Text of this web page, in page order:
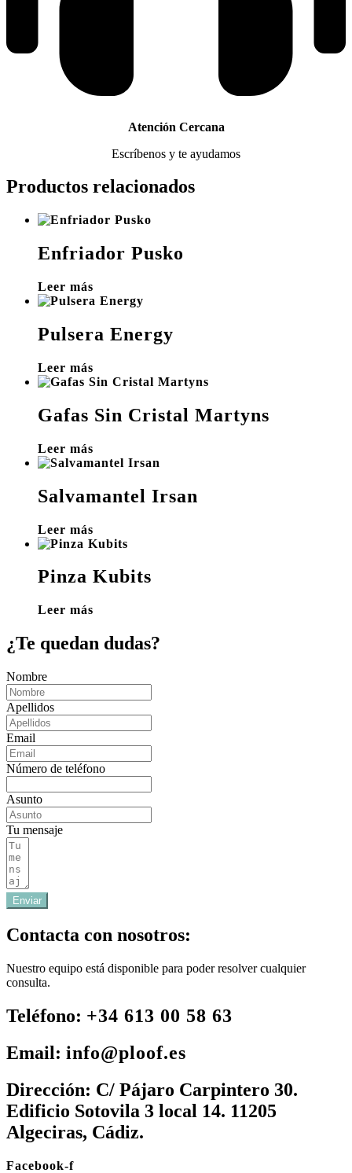
Atención Cercana
Escríbenos y te ayudamos
Productos relacionados
Enfriador Pusko
Leer más
Pulsera Energy
Leer más
Gafas Sin Cristal Martyns
Leer más
Salvamantel Irsan
Leer más
Pinza Kubits
Leer más
¿Te quedan dudas?
Nombre
Apellidos
Email
Número de teléfono
Asunto
Tu mensaje
Enviar
Contacta con nosotros:
Nuestro equipo está disponible para poder resolver cualquier
consulta.
Teléfono: +34 613 00 58 63
Email: info@ploof.es
Dirección: C/ Pájaro Carpintero 30.
Edificio Sotovila 3 local 14. 11205
Algeciras, Cádiz.
Facebook-f